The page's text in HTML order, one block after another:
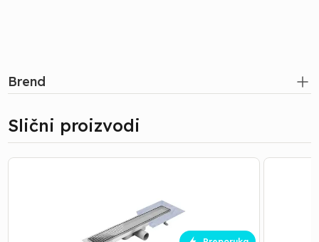
Brend
Slični proizvodi
Tuš
Tuš